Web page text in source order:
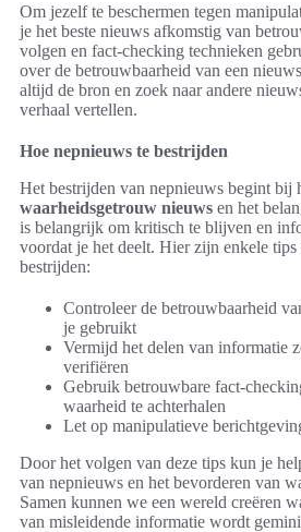
Om jezelf te beschermen tegen
je het beste nieuws afkomstig van
volgen en fact-checking technieken
over de betrouwbaarheid van een
altijd de bron en zoek naar andere
verhaal vertellen.
Hoe nepnieuws te bestrijden
Het bestrijden van nepnieuws begint bij
waarheidsgetrouw nieuws en het
is belangrijk om kritisch te blijven en
voordat je het deelt. Hier zijn enkele
bestrijden:
Controleer de betrouwbaarheid
je gebruikt
Vermijd het delen van informatie
verifiëren
Gebruik betrouwbare fact-
waarheid te achterhalen
Let op manipulatieve
Door het volgen van deze tips kun je
van nepnieuws en het bevorderen van
Samen kunnen we een wereld creëren
van misleidende informatie wordt